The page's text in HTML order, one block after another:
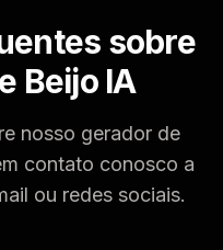
sobre
Beijo IA
nosso gerador de
contato conosco a
ou redes sociais.